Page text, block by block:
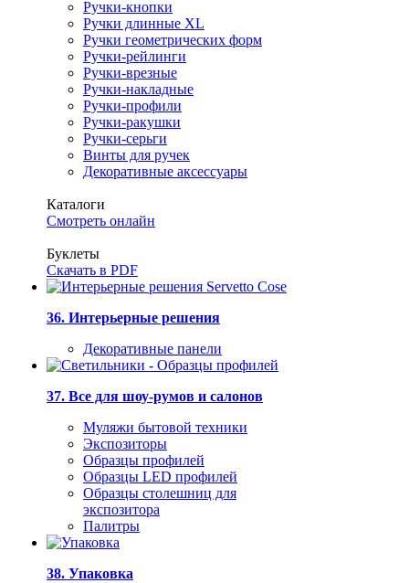
Ручки-кнопки
Ручки длинные XL
Ручки геометрических форм
Ручки-рейлинги
Ручки-врезные
Ручки-накладные
Ручки-профили
Ручки-ракушки
Ручки-серьги
Винты для ручек
Декоративные аксессуары
Каталоги
Смотреть онлайн
Буклеты
Скачать в PDF
36. Интерьерные решения
Декоративные панели
37. Все для шоу-румов и салонов
Муляжи бытовой техники
Экспозиторы
Образцы профилей
Образцы LED профилей
Образцы столешниц для
экспозитора
Палитры
38. Упаковка